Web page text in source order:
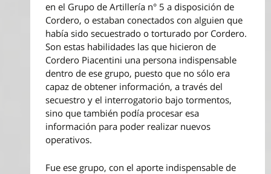
en el Grupo de Artillería n° 5 a disposición de
Cordero, o estaban conectados con alguien que
había sido secuestrado o torturado por Cordero.
Son estas habilidades las que hicieron de
Cordero Piacentini una persona indispensable
dentro de ese grupo, puesto que no sólo era
capaz de obtener información, a través del
secuestro y el interrogatorio bajo tormentos,
sino que también podía procesar esa
información para poder realizar nuevos
operativos.
Fue ese grupo, con el aporte indispensable de